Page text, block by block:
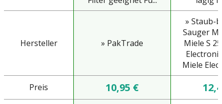
Hersteller » PakTrade
» Staub-
Sauger
Miele S
Miele
Preis 10,95 €